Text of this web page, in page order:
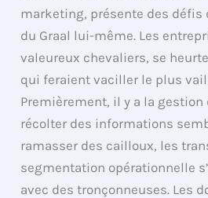
marketing, présente des défis
du Graal lui-même. Les
valeureux chevaliers, se
qui feraient vaciller le plus
Premièrement, il y a la gestion
récolter des informations
ramasser des cailloux, les
segmentation opérationnelle
avec des tronçonneuses. Les